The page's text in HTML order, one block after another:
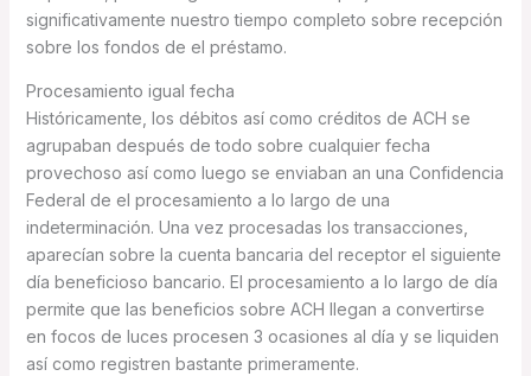
significativamente nuestro tiempo completo sobre recepción
sobre los fondos de el préstamo.
Procesamiento igual fecha
Históricamente, los débitos así­ como créditos de ACH se
agrupaban después de todo sobre cualquier fecha
provechoso así­ como luego se enviaban an una Confidencia
Federal de el procesamiento a lo largo de una
indeterminación. Una vez procesadas los transacciones,
aparecían sobre la cuenta bancaria del receptor el siguiente
día beneficioso bancario. El procesamiento a lo largo de día
permite que las beneficios sobre ACH llegan a convertirse
en focos de luces procesen 3 ocasiones al día y se liquiden
así­ como registren bastante primeramente.